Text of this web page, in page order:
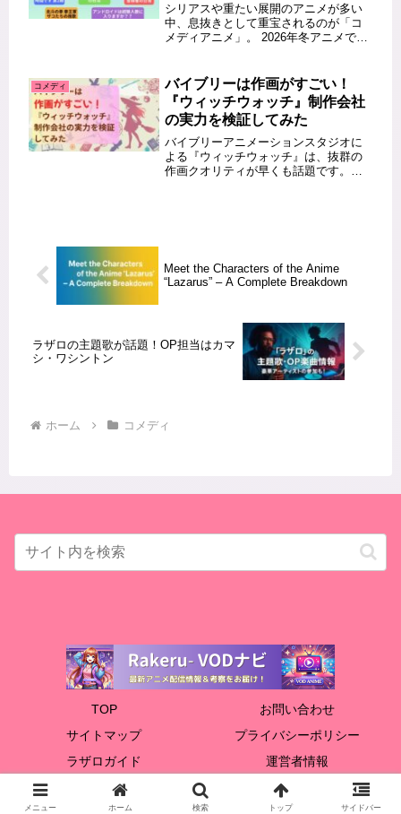
シリアスや重たい展開のアニメが多い
中、息抜きとして重宝されるのが「コ
メディアニメ」。 2026年冬アニメで
系からシュール系まで、バラエティ豊
かなコメディ作品を5つピックア...
コメディ
バイブリーは作画がすごい！
『ウィッチウォッチ』制作会社
の実力を検証してみた
バイブリーアニメーションスタジオに
よる『ウィッチウォッチ』は、抜群の
作画クオリティが早くも話題です。キ
Meet the Characters of the Anime
“Lazarus” – A Complete Breakdown
ラザロの主題歌が話題！OP担当はカマ
シ・ワシントン
ホーム コメディ
TOP
お問い合わせ
サイトマップ
プライバシーポリシー
ラザロガイド
運営者情報
© 2024 Rakeru.
メニュー ホーム 検索 トップ サイドバー